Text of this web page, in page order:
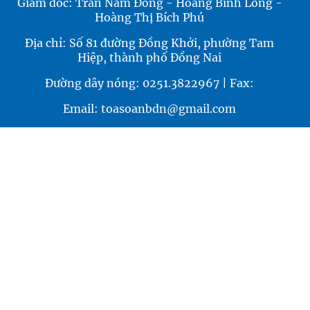
Giám đốc: Trần Nam Đông - Hoàng Bình Long -
Hoàng Thị Bích Phú
Địa chỉ: Số 81 đường Đồng Khởi, phường Tam
Hiệp, thành phố Đồng Nai
Đường dây nóng: 0251.3822967 | Fax:
Email: toasoanbdn@gmail.com